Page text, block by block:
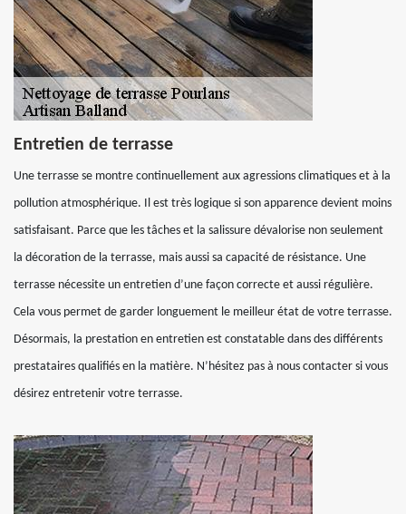
Entretien de terrasse
Une terrasse se montre continuellement aux agressions climatiques et à la
pollution atmosphérique. Il est très logique si son apparence devient moins
satisfaisant. Parce que les tâches et la salissure dévalorise non seulement
la décoration de la terrasse, mais aussi sa capacité de résistance. Une
terrasse nécessite un entretien d’une façon correcte et aussi régulière.
Cela vous permet de garder longuement le meilleur état de votre terrasse.
Désormais, la prestation en entretien est constatable dans des différents
prestataires qualifiés en la matière. N’hésitez pas à nous contacter si vous
désirez entretenir votre terrasse.